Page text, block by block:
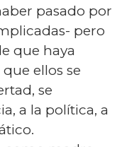
pasado por
pero
que haya
ellos se
se
a la política, a